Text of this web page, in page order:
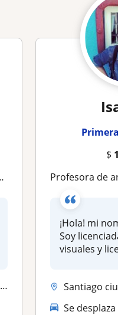
$
Profesora de
¡Hola! mi
Soy
visuales y
Santiago
Se